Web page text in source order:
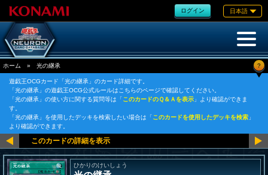
ログイン 日本語
ホーム » 光の継承 ?
遊戯王OCGカード「光の継承」のカード詳細です。
「光の継承」の遊戯王OCG公式ルールはこちらのページで確認してください。
「光の継承」の使い方に関する質問等は「このカードのＱ＆Ａを表示 」より確認ができま
す。
「光の継承」を使用したデッキを検索したい場合は「このカードを使用したデッキを検索 」
より確認ができます。
ひかりのけいしょう